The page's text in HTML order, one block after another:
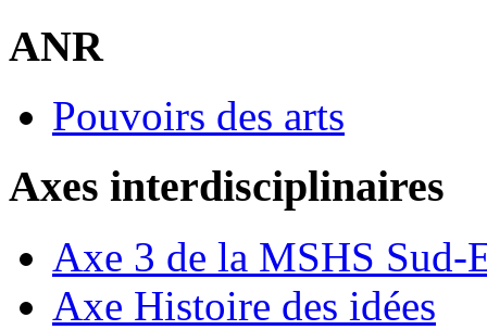
ANR
Pouvoirs des arts
Axes interdisciplinaires
Axe 3 de la MSHS Sud-
Axe Histoire des idées